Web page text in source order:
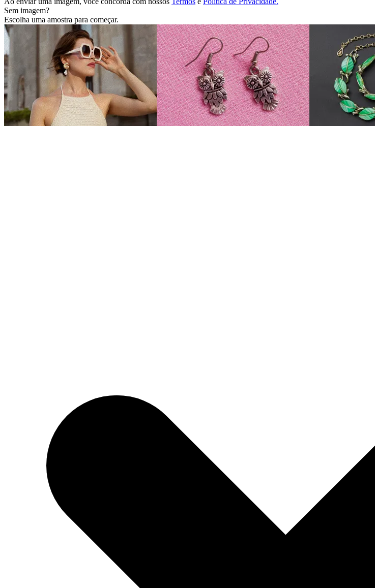
Sem imagem?
Escolha uma amostra para começar.